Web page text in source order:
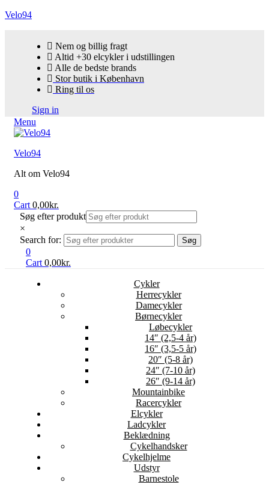
Velo94
Nem og billig fragt
Altid +30 elcykler i udstillingen
Alle de bedste brands
Stor butik i København
Ring til os
Sign in
Menu
Velo94
Alt om Velo94
0
Cart 0,00kr.
Søg efter produkt
×
Search for:
Søg
0
Cart 0,00kr.
Cykler
Herrecykler
Damecykler
Børnecykler
Løbecykler
14″ (2,5-4 år)
16″ (3,5-5 år)
20″ (5-8 år)
24″ (7-10 år)
26″ (9-14 år)
Mountainbike
Racercykler
Elcykler
Ladcykler
Beklædning
Cykelhandsker
Cykelhjelme
Udstyr
Barnestole